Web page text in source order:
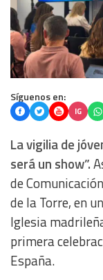
Síguenos en:
IG
La vigilia de
será un show”.
de
de la Torre, en
Iglesia
primera
España.